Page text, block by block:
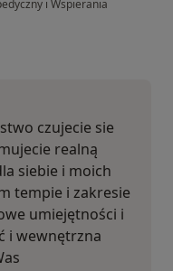
i Wspierania
czujecie sie
realną
siebie i moich
tempie i zakresie
umiejętności i
i wewnętrzna